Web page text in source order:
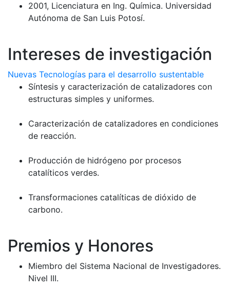
2001, Licenciatura en Ing. Química. Universidad
Autónoma de San Luis Potosí.
Intereses de investigación
Nuevas Tecnologías para el desarrollo sustentable
Síntesis y caracterización de catalizadores con
estructuras simples y uniformes.
Caracterización de catalizadores en condiciones
de reacción.
Producción de hidrógeno por procesos
catalíticos verdes.
Transformaciones catalíticas de dióxido de
carbono.
Premios y Honores
Miembro del Sistema Nacional de Investigadores.
Nivel III.